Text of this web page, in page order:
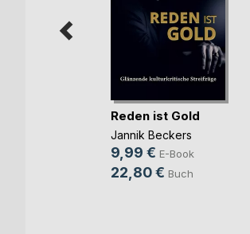
Reden ist Gold
Jannik Beckers
9,99 € E-Book
22,80 € Buch